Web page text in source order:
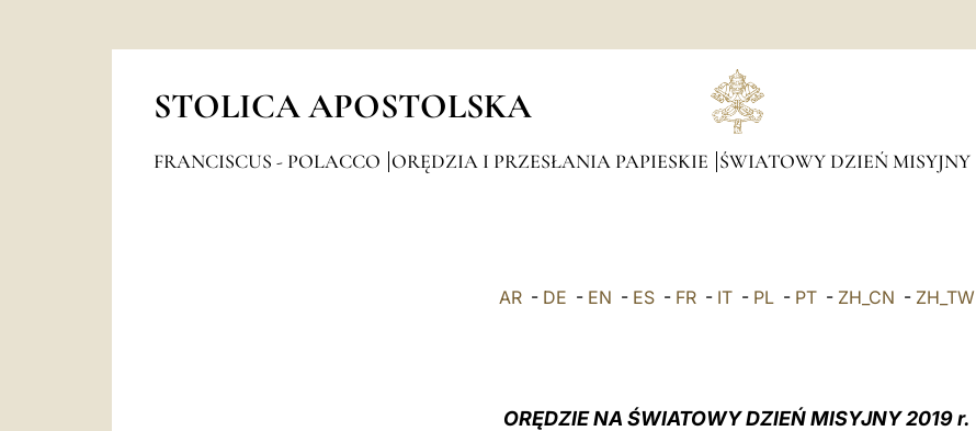
STOLICA APOSTOLSKA
FRANCISCUS - POLACCO ORĘDZIA I PRZESŁANIA PAPIESKIE ŚWIATOWY DZIEŃ MISYJNY
AR - DE - EN - ES - FR - IT - PL - PT - ZH_CN - ZH_TW
ORĘDZIE NA ŚWIATOWY DZIEŃ MISYJNY 2019 r.